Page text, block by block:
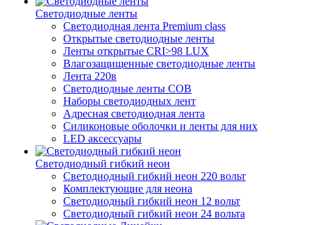
Светодиодные ленты
Светодиодная лента Premium class
Открытые светодиодные ленты
Ленты открытые CRI>98 LUX
Влагозащищенные светодиодные ленты
Лента 220в
Светодиодные ленты COB
Наборы светодиодных лент
Адресная светодиодная лента
Силиконовые оболочки и ленты для них
LED аксессуары
Светодиодный гибкий неон
Светодиодный гибкий неон 220 вольт
Комплектующие для неона
Светодиодный гибкий неон 12 вольт
Светодиодный гибкий неон 24 вольта